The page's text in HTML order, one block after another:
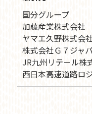
国分グループ
加藤産業株式会社
ヤマエ久野株式会
株式会社Ｇ７ジャ
JR九州リテール株
西日本高速道路ロ